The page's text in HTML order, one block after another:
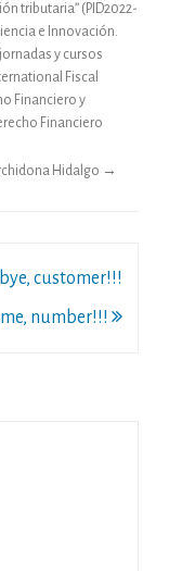
tributaria” (PID2022-
e Innovación.
y cursos
Fiscal
Financiero y
Financiero
Hidalgo →
bye, customer!!!
number!!!